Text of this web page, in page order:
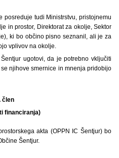
posreduje tudi Ministrstvu, pristojnemu
in prostor, Direktorat za okolje, Sektor
ki bo občino pisno seznanil, ali je za
vplivov na okolje.
ugotovi, da je potrebno vključiti
njihove smernice in mnenja pridobijo
člen
financiranja)
akta (OPPN IC Šentjur) bo
Šentjur.